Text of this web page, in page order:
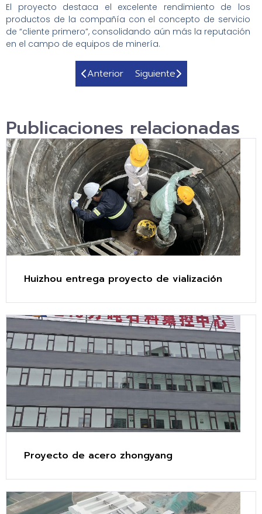
El proyecto destaca el excelente rendimiento de los
productos de la compañía con el concepto de servicio
de “cliente primero”, consolidando aún más la reputación
en el campo de equipos de minería.
Anterior Siguiente
Publicaciones relacionadas
Huizhou entrega proyecto de vialización
Proyecto de acero zhongyang